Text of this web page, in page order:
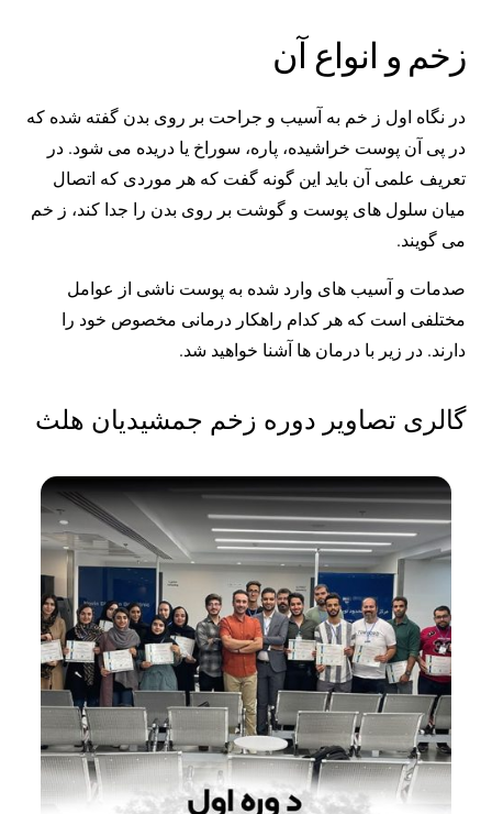
زخم و انواع آن
در نگاه اول ز خم به آسیب و جراحت بر روی بدن گفته شده که
در پی آن پوست خراشیده، پاره، سوراخ یا دریده می شود. در
تعریف علمی آن باید این گونه گفت که هر موردی که اتصال
میان سلول های پوست و گوشت بر روی بدن را جدا کند، ز خم
می گویند.
صدمات و آسیب های وارد شده به پوست ناشی از عوامل
مختلفی است که هر کدام راهکار درمانی مخصوص خود را
دارند. در زیر با درمان ها آشنا خواهید شد.
گالری تصاویر دوره زخم جمشیدیان هلث